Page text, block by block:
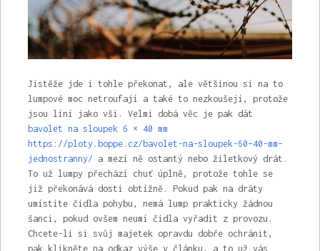
Jistěže jde i tohle překonat, ale většinou si na to
lumpové moc netroufají a také to nezkoušejí, protože
jsou líní jako vši. Velmi dobá věc je pak dát
bavolet na sloupek 6 × 40 mm
https://ploty.boppe.cz/bavolet-na-sloupek-60–40-mm–
jednostranny/ a mezi ně ostantý nebo žiletkový drát.
To už lumpy přechází chuť úplně, protože tohle se
již překonává dosti obtížně. Pokud pak na dráty
umístíte čidla pohybu, nemá lump prakticky žádnou
šanci, pokud ovšem neumí čidla vyřadit z provozu.
Chcete-li si svůj majetek opravdu dobře ochránit,
pak klikněte na odkaz výše v článku, a to už vás